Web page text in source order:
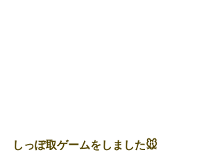
しっぽ取ゲームをしました🐭